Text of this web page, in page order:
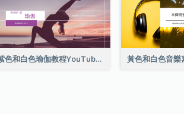
紫色和白色瑜伽教程YouTube頻道圖片